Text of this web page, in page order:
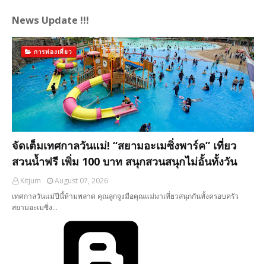
News Update !!!
การท่องเที่ยว
จัดเต็มเทศกาลวันแม่! “สยามอะเมซิ่งพาร์ค” เที่ยว
สวนน้ำฟรี เพิ่ม 100 บาท สนุกสวนสนุกไม่อั้นทั้งวัน
Kitjum
August 07, 2026
เทศกาลวันแม่ปีนี้ห้ามพลาด คุณลูกจูงมือคุณแม่มาเที่ยวสนุกกันทั้งครอบครัว
สยามอะเมซิ่ง…